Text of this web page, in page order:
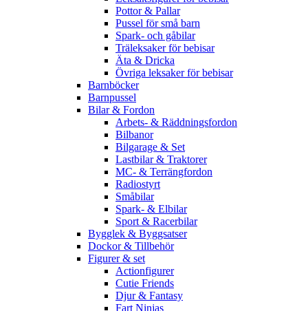
Pottor & Pallar
Pussel för små barn
Spark- och gåbilar
Träleksaker för bebisar
Äta & Dricka
Övriga leksaker för bebisar
Barnböcker
Barnpussel
Bilar & Fordon
Arbets- & Räddningsfordon
Bilbanor
Bilgarage & Set
Lastbilar & Traktorer
MC- & Terrängfordon
Radiostyrt
Småbilar
Spark- & Elbilar
Sport & Racerbilar
Bygglek & Byggsatser
Dockor & Tillbehör
Figurer & set
Actionfigurer
Cutie Friends
Djur & Fantasy
Fart Ninjas